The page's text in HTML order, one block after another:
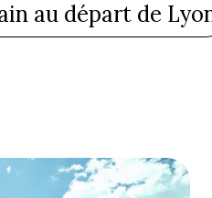
au départ de